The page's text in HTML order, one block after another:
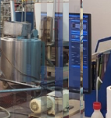
2026-27
ΝΕΟΥ